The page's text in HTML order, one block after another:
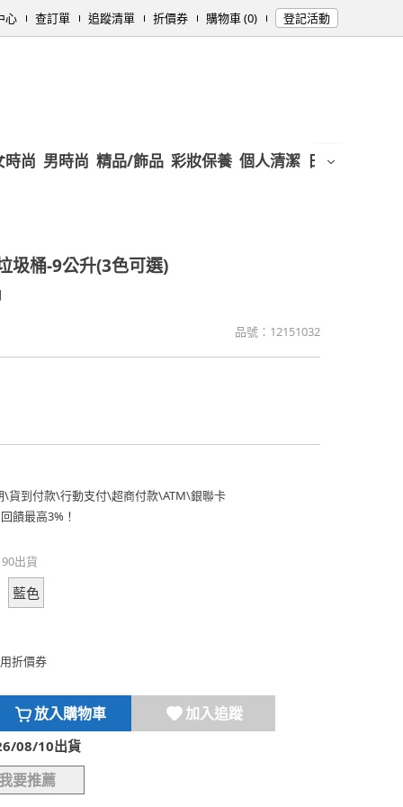
心 查訂單 追蹤清單 折價券 購物車 (0) 登記活動
時尚 男時尚 精品/飾品 彩妝保養 個人清潔 日用/紙品
圾桶-9公升(3色可選)
品號： 12151032
\貨到付款\行動支付\超商付款\ATM\銀聯卡
饋最高3%！
出貨
藍色
折價券
放入購物車 加入追蹤
08/10出貨
要推薦